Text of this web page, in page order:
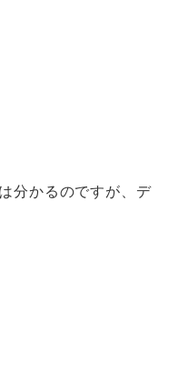
分かるのですが、デ